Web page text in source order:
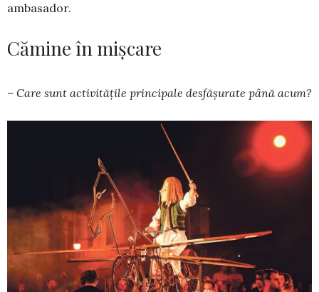
ambasador.
Cămine în mișcare
– Care sunt activitățile principale desfășurate până acum?